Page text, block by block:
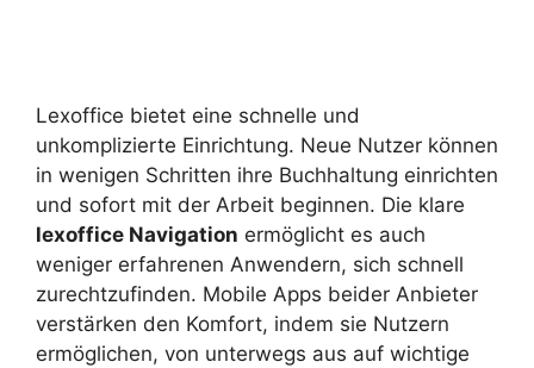
Lexoffice bietet eine schnelle und
unkomplizierte Einrichtung. Neue Nutzer können
in wenigen Schritten ihre Buchhaltung einrichten
und sofort mit der Arbeit beginnen. Die klare
lexoffice Navigation ermöglicht es auch
weniger erfahrenen Anwendern, sich schnell
zurechtzufinden. Mobile Apps beider Anbieter
verstärken den Komfort, indem sie Nutzern
ermöglichen, von unterwegs aus auf wichtige